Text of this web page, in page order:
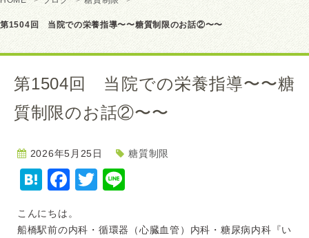
第1504回 当院での栄養指導〜〜糖質制限のお話②〜〜
第1504回 当院での栄養指導〜〜糖
質制限のお話②〜〜
2026年5月25日 糖質制限
Hatena
Facebook
Twitter
こんにちは。
船橋駅前の内科・循環器（心臓血管）内科・糖尿病内科『い